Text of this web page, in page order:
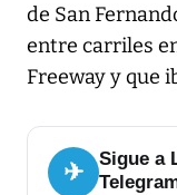
de San
entre carriles
Freeway y que
✈
Sigue a